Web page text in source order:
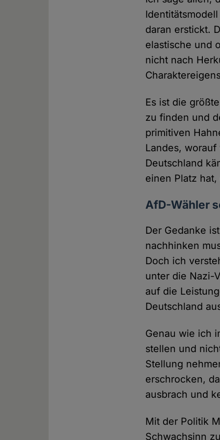
daran erstickt.
elastische und
nicht nach
Es ist die
zu finden und
primitiven
Landes,
Deutschland
einen Platz
AfD-Wähler
Der Gedanke
nachhinken
Doch ich
unter die Nazi-
auf die
Deutschland
Genau wie ich
stellen und
Stellung
erschrocken,
ausbrach und
Mit der Politik
Schwachsinn